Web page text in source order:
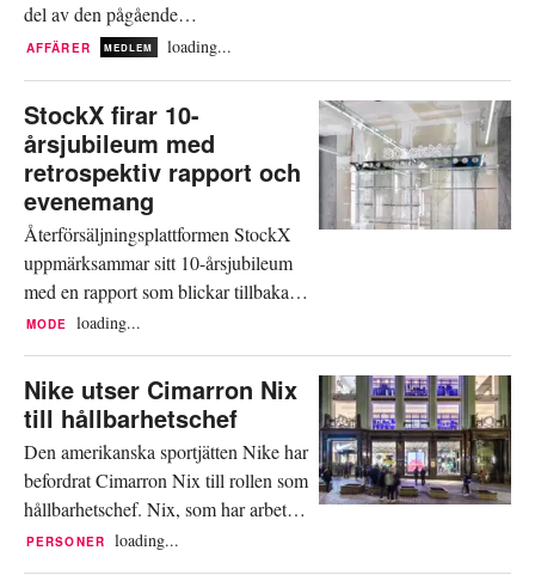
del av den pågående
omstruktureringsstrategin 'Win Now'.
FootwearNews (FN) att cirka 1 400
operativa tjänster har avvecklats i
Nordamerika, Europa och Asien,
vilket motsvarar mindre än 2 procent
av Nikes globala personalstyrka. De
"betydande förä...
AFFÄRER MEDLEM loading...
StockX firar 10-
årsjubileum med
retrospektiv rapport och
evenemang
Återförsäljningsplattformen StockX
uppmärksammar sitt 10-årsjubileum
med en rapport som blickar tillbaka
på några av de mest framstående
varumärkena, produkterna och
milstolparna under dess tioåriga
verksamhet. Rapporten, ”10 Years of
StockX”, redogör för allt från de mest
omsatta produkterna sedan
plattformens lansering till de dyraste
försä...
MODE loading...
Nike utser Cimarron Nix
till hållbarhetschef
Den amerikanska sportjätten Nike har
befordrat Cimarron Nix till rollen som
hållbarhetschef. Nix, som har arbetat
på företaget i över nio år, kommer i
samband med den nya rollen att flytta
PERSONER loading...